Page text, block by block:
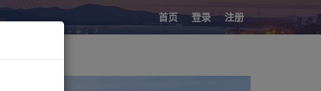
首页 登录 注册